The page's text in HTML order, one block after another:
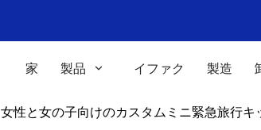
家 製品 イファク 製造
女性と女の子向けのカスタムミニ緊急旅行キ